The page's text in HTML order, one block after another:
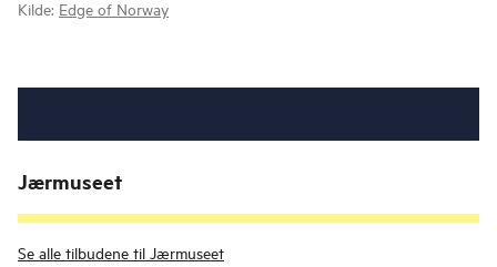
Kilde: Edge of Norway
Jærmuseet
Se alle tilbudene til Jærmuseet